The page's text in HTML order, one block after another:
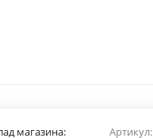
Артикул:
магазина: